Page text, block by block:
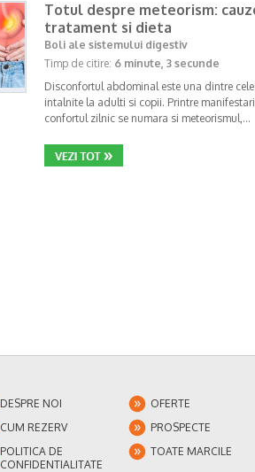
Totul despre meteorism:
tratament si dieta
Boli ale sistemului digestiv
Timp de citire: 6 minute, 3 secunde
Disconfortul abdominal este una dintre
intalnite la adulti si copii. Printre
confortul zilnic se numara si meteorismul,…
DESPRE NOI OFERTE
CUM REZERV
PROSPECTE
POLITICA DE
CONFIDENTIALITATE
TOATE MARCILE